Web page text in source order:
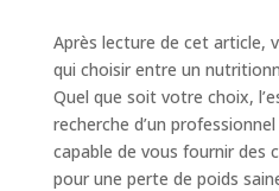
Après lecture de cet article,
qui choisir entre un
Quel que soit votre choix,
recherche d’un
capable de vous fournir des
pour une perte de poids